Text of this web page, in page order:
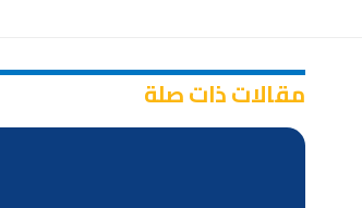
مقالات ذات صلة